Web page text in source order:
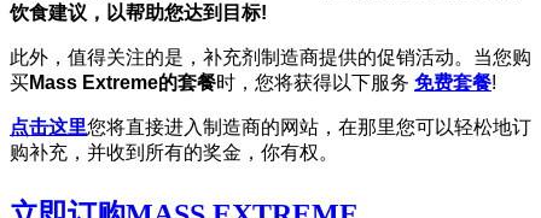
饮食建议，以帮助您达到目标!
此外，值得关注的是，补充剂制造商提供的促销活动。当您购
买Mass Extreme的套餐时，您将获得以下服务 免费套餐!
点击这里您将直接进入制造商的网站，在那里您可以轻松地订
购补充，并收到所有的奖金，你有权。